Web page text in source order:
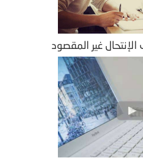
غير المقصود